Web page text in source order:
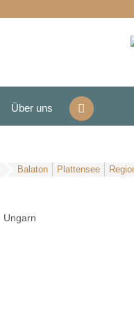
Über uns
Balaton Plattensee
Ungarn